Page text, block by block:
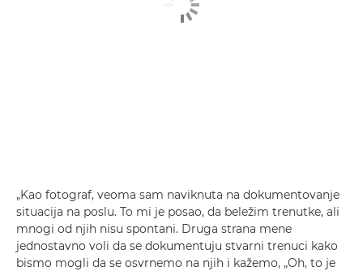
„Kao fotograf, veoma sam naviknuta na dokumentovanje
situacija na poslu. To mi je posao, da beležim trenutke, ali
mnogi od njih nisu spontani. Druga strana mene
jednostavno voli da se dokumentuju stvarni trenuci kako
bismo mogli da se osvrnemo na njih i kažemo, „Oh, to je